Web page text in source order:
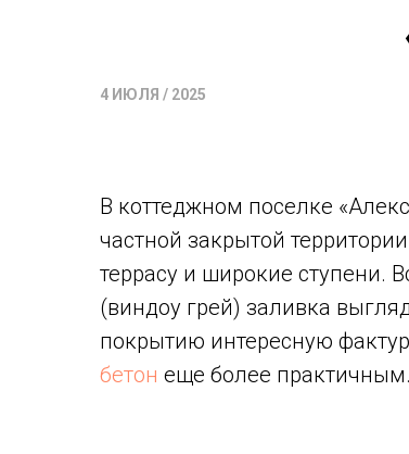
4 ИЮЛЯ / 2025
В коттеджном поселке
частной закрытой
террасу и широкие ступени.
(виндоу грей) заливка
покрытию интересную
бетон еще более практичным.